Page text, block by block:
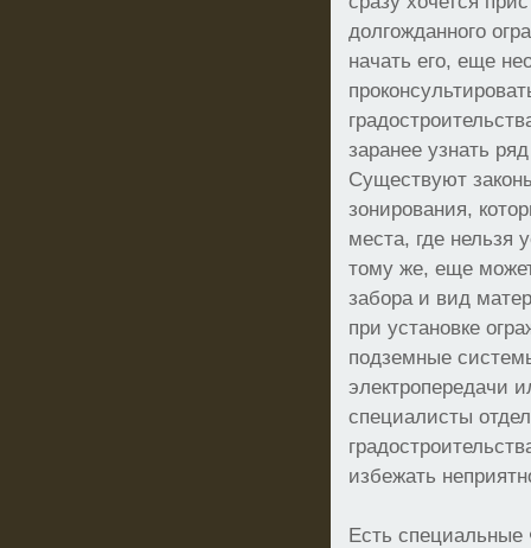
долгожданного
начать его, еще
заранее узнать
Существуют
зонирования,
места, где нельзя
тому же, еще
забора и вид
при установке
подземные
электропередачи
специалисты
избежать
Есть